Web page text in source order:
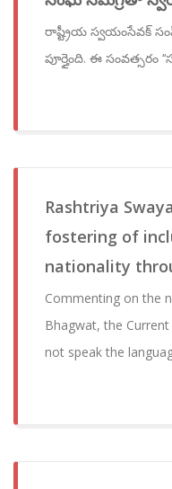
రాష్ట్రీయ స్వయంసేవక్
పూర్తైంది. ఈ సంవత్సరం
Rashtriya
fostering of
nationality
Commenting on the
Bhagwat, the Current
not speak the